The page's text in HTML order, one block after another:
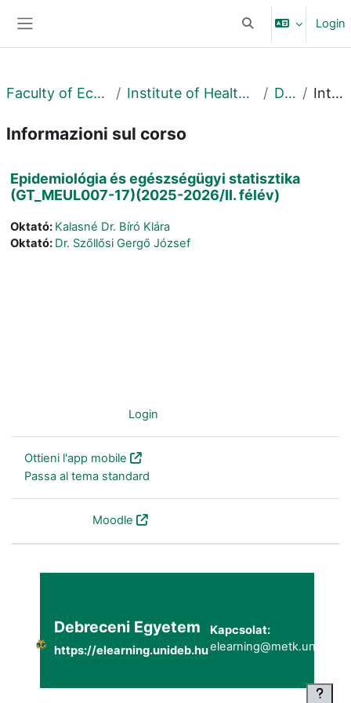
Attiva/disattivaLogin
Faculty of Economics and Business Institute of Health Economy and Management Debrecen Introduzione
Informazioni sul corso
Epidemiológia és egészségügyi statisztika
(GT_MEUL007-17)(2025-2026/II. félév)
Oktató: Kalasné Dr. Bíró Klára
Oktató: Dr. Szőllősi Gergő József
Login
Ottieni l'app mobile
Passa al tema standard
Moodle
Debreceni Egyetem
https://elearning.unideb.hu
Kapcsolat: